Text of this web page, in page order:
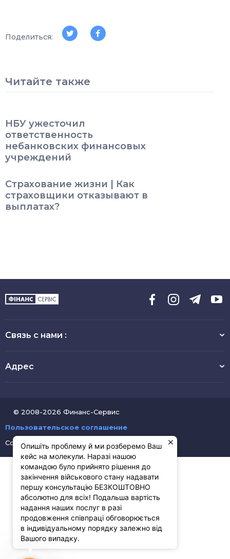
Поделиться:
Читайте также
НБУ ужесточил
ответственность
небанковских финансовых
учреждений
Страхование жизни | Как
страховщики отказывают в
выплатах?
Связь с нами :
Адрес
© 2008-2026 Финанс-Сервис
Пользовательское соглашение
Создание сайтов
Pluton Digital
Опишіть проблему й ми розберемо Ваш
кейс на молекули. Наразі нашою
командою було прийнято рішення до
закінчення військового стану надавати
першу консультацію БЕЗКОШТОВНО
абсолютно для всіх! Подальша вартість
надання наших послуг в разі
продовження співпраці обговорюється
в індивідуальному порядку залежно від
Вашого випадку.